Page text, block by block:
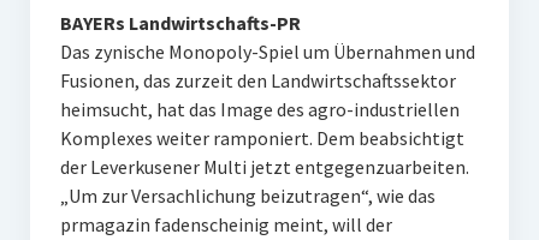
BAYERs Landwirtschafts-PR
Das zynische Monopoly-Spiel um Übernahmen und
Fusionen, das zurzeit den Landwirtschaftssektor
heimsucht, hat das Image des agro-industriellen
Komplexes weiter ramponiert. Dem beabsichtigt
der Leverkusener Multi jetzt entgegenzuarbeiten.
„Um zur Versachlichung beizutragen“, wie das
prmagazin fadenscheinig meint, will der